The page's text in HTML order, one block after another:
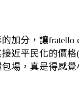
加分，讓
近平民化的價
場，真是得感